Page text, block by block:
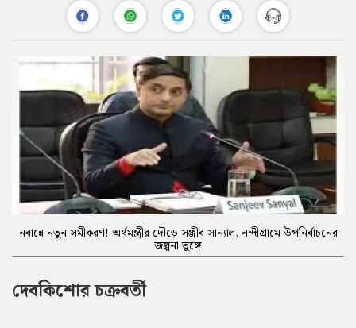
নবান্নে নতুন সমীকরণ! অর্থমন্ত্রীর দৌড়ে সঞ্জীব সান্যাল, নন্দীগ্রামে উপনির্বাচনের
জল্পনা তুঙ্গে
দেবকিশোর চক্রবর্তী